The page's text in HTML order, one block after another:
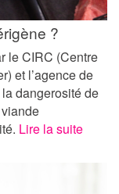
?
le CIRC (Centre
et l’agence de
dangerosité de
Lire la suite